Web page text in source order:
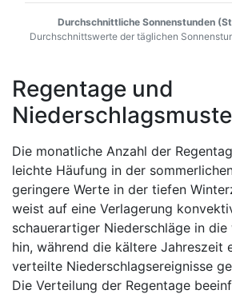
Durchschnittliche Sonnenstunden
Durchschnittswerte der täglichen
Regentage und
Die monatliche Anzahl der
leichte Häufung in der
geringere Werte in der tiefen
weist auf eine Verlagerung
schauerartiger Niederschläge in
hin, während die kältere Jahreszeit
verteilte Niederschlagsereignisse
Die Verteilung der Regentage